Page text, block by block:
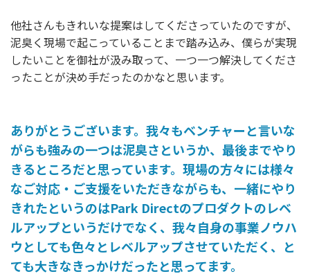
他社さんもきれいな提案はしてくださっていたのですが、
泥臭く現場で起こっていることまで踏み込み、僕らが実現
したいことを御社が汲み取って、一つ一つ解決してくださ
ったことが決め手だったのかなと思います。
ありがとうございます。我々もベンチャーと言いな
がらも強みの一つは泥臭さというか、最後までやり
きるところだと思っています。現場の方々には様々
なご対応・ご支援をいただきながらも、一緒にやり
きれたというのはPark Directのプロダクトのレベ
ルアップというだけでなく、我々自身の事業ノウハ
ウとしても色々とレベルアップさせていただく、と
ても大きなきっかけだったと思ってます。